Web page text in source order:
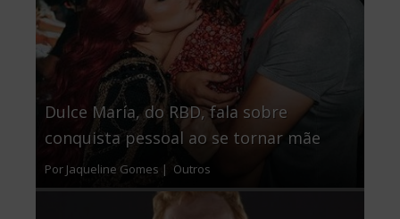
Dulce María, do RBD, fala sobre
conquista pessoal ao se tornar mãe
Por Jaqueline Gomes | Outros